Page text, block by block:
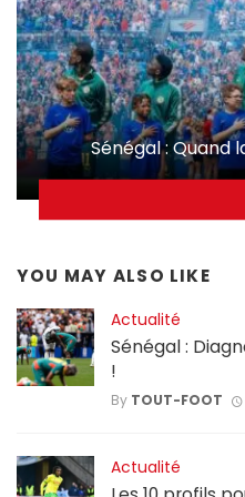
Sénégal : Quand
YOU MAY ALSO LIKE
Actualité
Sénégal :
!
By TOUT-FOOT
Actualité